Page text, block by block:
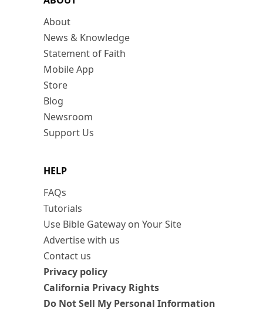
About
News & Knowledge
Statement of Faith
Mobile App
Store
Blog
Newsroom
Support Us
HELP
FAQs
Tutorials
Use Bible Gateway on Your Site
Advertise with us
Contact us
Privacy policy
California Privacy Rights
Do Not Sell My Personal Information